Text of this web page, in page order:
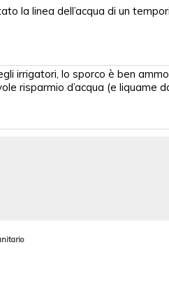
la linea dell’acqua di un
irrigatori, lo sporco è ben
risparmio d’acqua (e liquame